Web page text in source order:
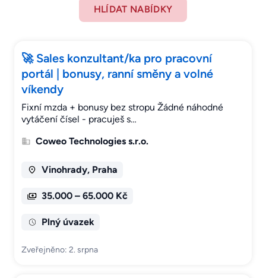
HLÍDAT NABÍDKY
🚀 Sales konzultant/ka pro pracovní
portál | bonusy, ranní směny a volné
víkendy
Fixní mzda + bonusy bez stropu Žádné náhodné
vytáčení čísel - pracuješ s…
Coweo Technologies s.r.o.
Vinohrady, Praha
35.000 – 65.000 Kč
Plný úvazek
Zveřejněno: 2. srpna